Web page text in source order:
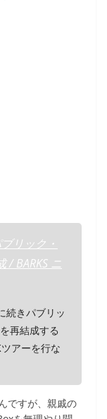
リック・
/ BARKS ニ
続きパブリッ
再結成する
アーを行な
ですが、親戚の